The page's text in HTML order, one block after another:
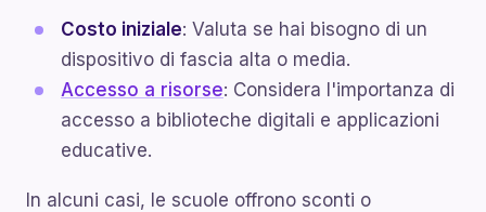
Costo iniziale: Valuta se hai bisogno di un
dispositivo di fascia alta o media.
Accesso a risorse: Considera l'importanza di
accesso a biblioteche digitali e applicazioni
educative.
In alcuni casi, le scuole offrono sconti o